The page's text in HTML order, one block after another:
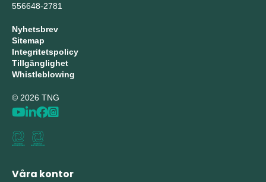
556648-2781
Nyhetsbrev
Sitemap
Integritetspolicy
Tillgänglighet
Whistleblowing
© 2026 TNG
Våra kontor